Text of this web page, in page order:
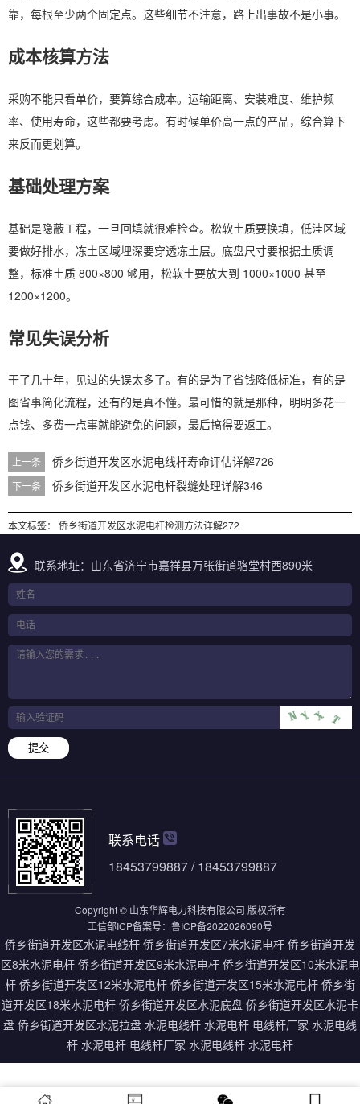
靠，每根至少两个固定点。这些细节不注意，路上出事故不是小事。
成本核算方法
采购不能只看单价，要算综合成本。运输距离、安装难度、维护频
率、使用寿命，这些都要考虑。有时候单价高一点的产品，综合算下
来反而更划算。
基础处理方案
基础是隐蔽工程，一旦回填就很难检查。松软土质要换填，低洼区域
要做好排水，冻土区域埋深要穿透冻土层。底盘尺寸要根据土质调
整，标准土质 800×800 够用，松软土要放大到 1000×1000 甚至
1200×1200。
常见失误分析
干了几十年，见过的失误太多了。有的是为了省钱降低标准，有的是
图省事简化流程，还有的是真不懂。最可惜的就是那种，明明多花一
点钱、多费一点事就能避免的问题，最后搞得要返工。
上一条 侨乡街道开发区水泥电线杆寿命评估详解726
下一条 侨乡街道开发区水泥电杆裂缝处理详解346
本文标签： 侨乡街道开发区水泥电杆检测方法详解272
联系地址：山东省济宁市嘉祥县万张街道骆堂村西890米
提交
联系电话
18453799887 / 18453799887
Copyright © 山东华辉电力科技有限公司 版权所有
工信部ICP备案号： 鲁ICP备2022026090号
侨乡街道开发区水泥电线杆 侨乡街道开发区7米水泥电杆 侨乡街道开发
区8米水泥电杆 侨乡街道开发区9米水泥电杆 侨乡街道开发区10米水泥电
杆 侨乡街道开发区12米水泥电杆 侨乡街道开发区15米水泥电杆 侨乡街
道开发区18米水泥电杆 侨乡街道开发区水泥底盘 侨乡街道开发区水泥卡
盘 侨乡街道开发区水泥拉盘 水泥电线杆 水泥电杆 电线杆厂家 水泥电线
杆 水泥电杆 电线杆厂家 水泥电线杆 水泥电杆